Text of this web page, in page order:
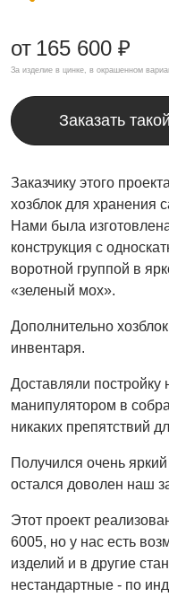
от 165 600 ₽
За изделие в цинке, в окрашенном
Заказать
Заказчику этого
хозблок для хранения
Нами была
конструкция с
воротной группой в
«зеленый мох».
Дополнительно
инвентаря.
Доставляли постройку
манипулятором в
никаких препятствий
Получился очень
остался доволен наш
Этот проект
6005, но у нас есть
изделий и в другие
нестандартные - по